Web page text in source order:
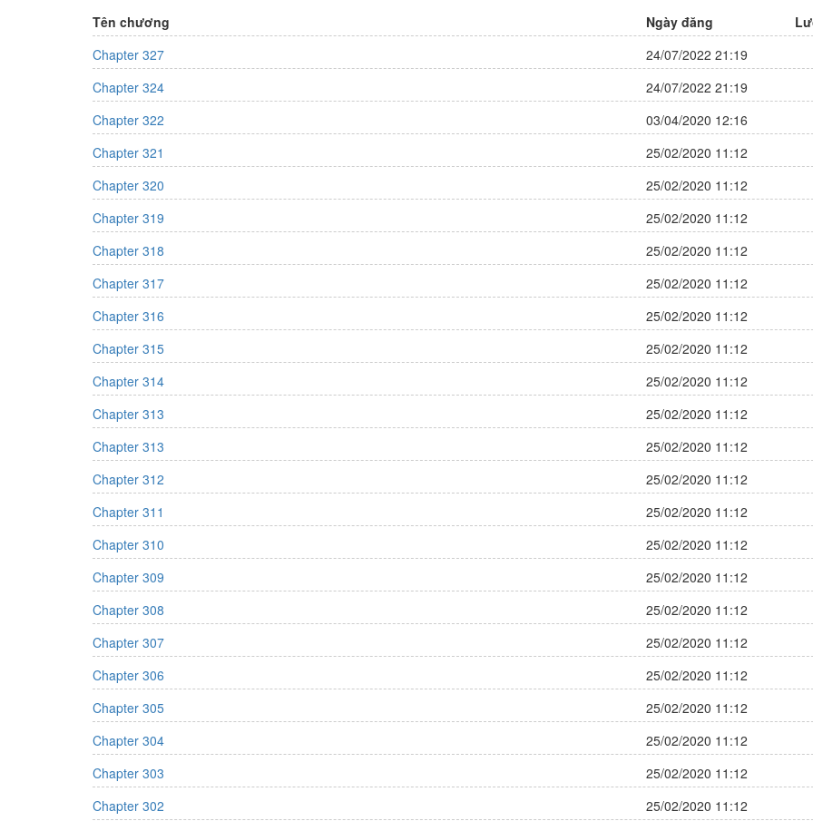
Tên chương Ngày đăng
Chapter 327
24/07/2022 21:19
Chapter 324
24/07/2022 21:19
Chapter 322
03/04/2020 12:16
Chapter 321
25/02/2020 11:12
Chapter 320
25/02/2020 11:12
Chapter 319
25/02/2020 11:12
Chapter 318
25/02/2020 11:12
Chapter 317
25/02/2020 11:12
Chapter 316
25/02/2020 11:12
Chapter 315
25/02/2020 11:12
Chapter 314
25/02/2020 11:12
Chapter 313
25/02/2020 11:12
Chapter 313
25/02/2020 11:12
Chapter 312
25/02/2020 11:12
Chapter 311
25/02/2020 11:12
Chapter 310
25/02/2020 11:12
Chapter 309
25/02/2020 11:12
Chapter 308
25/02/2020 11:12
Chapter 307
25/02/2020 11:12
Chapter 306
25/02/2020 11:12
Chapter 305
25/02/2020 11:12
Chapter 304
25/02/2020 11:12
Chapter 303
25/02/2020 11:12
Chapter 302
25/02/2020 11:12
Trạng thái: Đang tiến hành
Thể loại:Manhua,Ngôn Tình
,Shoujo,Truyện Màu
Đánh giá:9 điêm